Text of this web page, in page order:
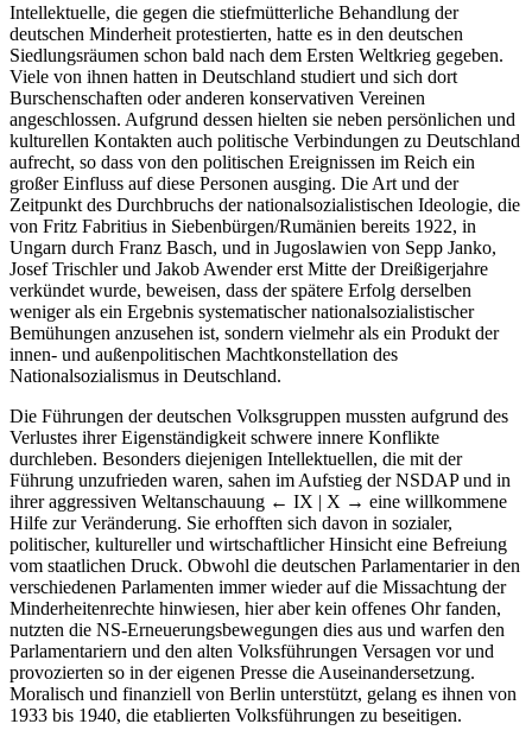
Intellektuelle, die gegen die stiefmütterliche Behandlung der
deutschen Minderheit protestierten, hatte es in den deutschen
Siedlungsräumen schon bald nach dem Ersten Weltkrieg gegeben.
Viele von ihnen hatten in Deutschland studiert und sich dort
Burschenschaften oder anderen konservativen Vereinen
angeschlossen. Aufgrund dessen hielten sie neben persönlichen und
kulturellen Kontakten auch politische Verbindungen zu Deutschland
aufrecht, so dass von den politischen Ereignissen im Reich ein
großer Einfluss auf diese Personen ausging. Die Art und der
Zeitpunkt des Durchbruchs der nationalsozialistischen Ideologie, die
von Fritz Fabritius in Siebenbürgen/Rumänien bereits 1922, in
Ungarn durch Franz Basch, und in Jugoslawien von Sepp Janko,
Josef Trischler und Jakob Awender erst Mitte der Dreißigerjahre
verkündet wurde, beweisen, dass der spätere Erfolg derselben
weniger als ein Ergebnis systematischer nationalsozialistischer
Bemühungen anzusehen ist, sondern vielmehr als ein Produkt der
innen- und außenpolitischen Machtkonstellation des
Nationalsozialismus in Deutschland.
Die Führungen der deutschen Volksgruppen mussten aufgrund des
Verlustes ihrer Eigenständigkeit schwere innere Konflikte
durchleben. Besonders diejenigen Intellektuellen, die mit der
Führung unzufrieden waren, sahen im Aufstieg der NSDAP und in
ihrer aggressiven Weltanschauung ← IX | X → eine willkommene
Hilfe zur Veränderung. Sie erhofften sich davon in sozialer,
politischer, kultureller und wirtschaftlicher Hinsicht eine Befreiung
vom staatlichen Druck. Obwohl die deutschen Parlamentarier in den
verschiedenen Parlamenten immer wieder auf die Missachtung der
Minderheitenrechte hinwiesen, hier aber kein offenes Ohr fanden,
nutzten die NS-Erneuerungsbewegungen dies aus und warfen den
Parlamentariern und den alten Volksführungen Versagen vor und
provozierten so in der eigenen Presse die Auseinandersetzung.
Moralisch und finanziell von Berlin unterstützt, gelang es ihnen von
1933 bis 1940, die etablierten Volksführungen zu beseitigen.